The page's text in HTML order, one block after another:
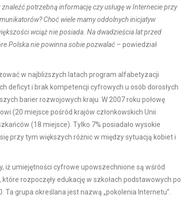
znaleźć potrzebną informację czy usługę w Internecie przy
Choć wiele mamy oddolnych inicjatyw
wciąż nie posiada. Na dwadzieścia lat przed
Polska nie powinna sobie pozwalać – powiedział
w najbliższych latach program alfabetyzacji
deficyt i brak kompetencji cyfrowych u osób dorosłych
barier rozwojowych kraju. W 2007 roku połowę
(20 miejsce pośród krajów członkowskich Unii
(18 miejsce). Tylko 7% posiadało wysokie
przy tym większych różnic w między sytuacją kobiet i
iż umiejętności cyfrowe upowszechnione są wśród
rozpoczęły edukację w szkołach podstawowych po
grupa określana jest nazwą „pokolenia Internetu”.